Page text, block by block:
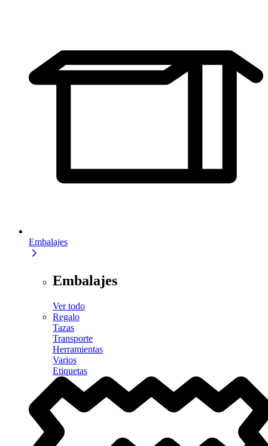
Embalajes
Embalajes
Ver todo
Regalo
Tazas
Transporte
Herramientas
Varios
Etiquetas